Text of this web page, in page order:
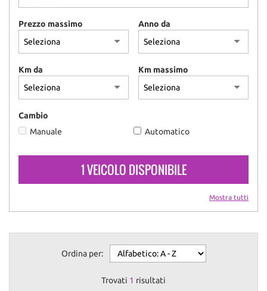
Prezzo massimo Anno da
Km da Km massimo
Cambio
Manuale
Automatico
1 VEICOLO DISPONIBILE
Mostra tutti
Ordina per:
Trovati 1 risultati